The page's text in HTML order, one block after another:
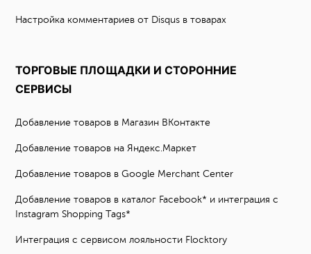
Настройка комментариев от Disqus в товарах
ТОРГОВЫЕ ПЛОЩАДКИ И СТОРОННИЕ
СЕРВИСЫ
Добавление товаров в Магазин ВКонтакте
Добавление товаров на Яндекс.Маркет
Добавление товаров в Google Merchant Center
Добавление товаров в каталог Facebook* и интеграция с
Instagram Shopping Tags*
Интеграция с сервисом лояльности Flocktory